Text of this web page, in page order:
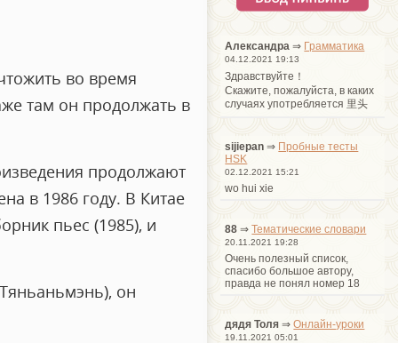
во время
там он продолжать в
продолжают
в 1986 году. В Китае
пьес (1985), и
он
Александра ⇒ Грамматика
04.12.2021 19:13
Здравствуйте！
Cкажите, пожалуйста, в каких
случаях употребляется 里头
sijiepan ⇒ Пробные тесты
HSK
02.12.2021 15:21
wo hui xie
88 ⇒Тематические словари
20.11.2021 19:28
Очень полезный список,
спасибо большое автору,
правда не понял номер 18
дядя Толя ⇒Онлайн-уроки
19.11.2021 05:01